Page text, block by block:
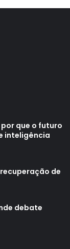
que o futuro
inteligência
de
debate